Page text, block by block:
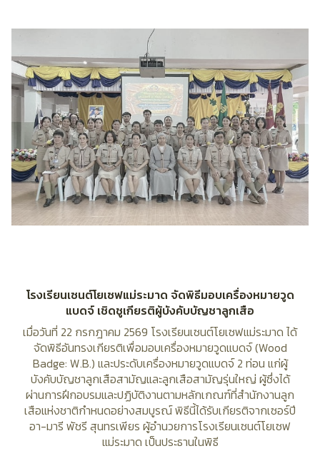
โรงเรียนเซนต์โยเซฟแม่ระมาด จัดพิธีมอบเครื่องหมายวูด
แบดจ์ เชิดชูเกียรติผู้บังคับบัญชาลูกเสือ
เมื่อวันที่ 22 กรกฎาคม 2569 โรงเรียนเซนต์โยเซฟแม่ระมาด ได้
จัดพิธีอันทรงเกียรติเพื่อมอบเครื่องหมายวูดแบดจ์ (Wood
Badge: W.B.) และประดับเครื่องหมายวูดแบดจ์ 2 ท่อน แก่ผู้
บังคับบัญชาลูกเสือสามัญและลูกเสือสามัญรุ่นใหญ่ ผู้ซึ่งได้
ผ่านการฝึกอบรมและปฏิบัติงานตามหลักเกณฑ์ที่สำนักงานลูก
เสือแห่งชาติกำหนดอย่างสมบูรณ์ พิธีนี้ได้รับเกียรติจากเซอร์ปี
อา-มารี พัชรี สุนทรเพียร ผู้อำนวยการโรงเรียนเซนต์โยเซฟ
แม่ระมาด เป็นประธานในพิธี